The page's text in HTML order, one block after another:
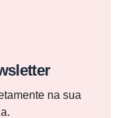
na sua